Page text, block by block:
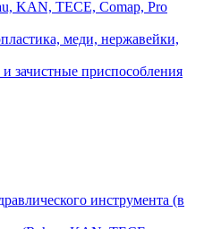
KAN, TECE, Comap, Pro
меди, нержавейки,
зачистные приспособления
инструмента (в